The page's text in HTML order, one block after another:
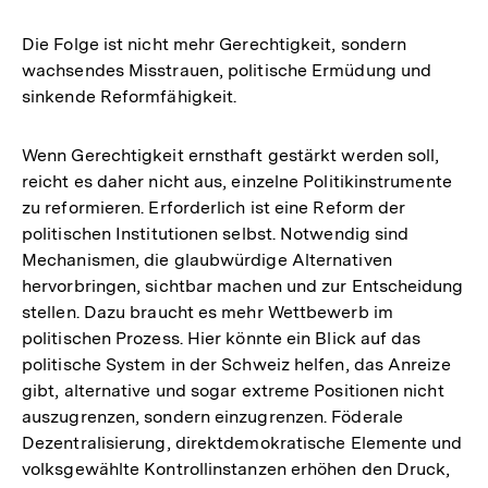
Die Folge ist nicht mehr Gerechtigkeit, sondern
wachsendes Misstrauen, politische Ermüdung und
sinkende Reformfähigkeit.
Wenn Gerechtigkeit ernsthaft gestärkt werden soll,
reicht es daher nicht aus, einzelne Politikinstrumente
zu reformieren. Erforderlich ist eine Reform der
politischen Institutionen selbst. Notwendig sind
Mechanismen, die glaubwürdige Alternativen
hervorbringen, sichtbar machen und zur Entscheidung
stellen. Dazu braucht es mehr Wettbewerb im
politischen Prozess. Hier könnte ein Blick auf das
politische System in der Schweiz helfen, das Anreize
gibt, alternative und sogar extreme Positionen nicht
auszugrenzen, sondern einzugrenzen. Föderale
Dezentralisierung, direktdemokratische Elemente und
volksgewählte Kontrollinstanzen erhöhen den Druck,Zum